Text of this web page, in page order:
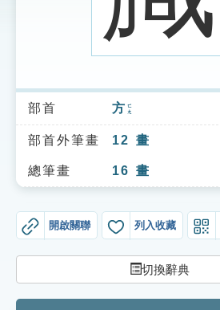
索引選單
知識索引
單字索引
部首 方 ㄈㄤ
部首外筆畫 12 畫
總筆畫 16 畫
開啟關聯 列入收藏
切換辭典